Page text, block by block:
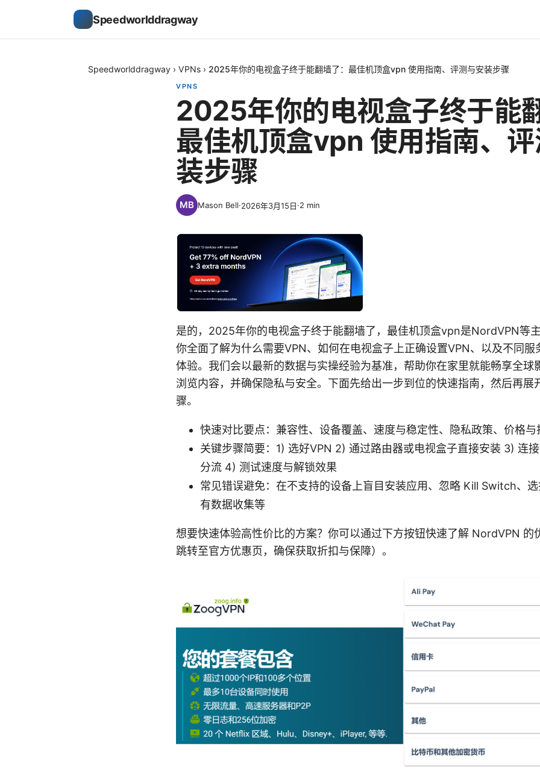
Speedworlddragway
Speedworlddragway › VPNs › 2025年你的电视盒子终于能翻墙了：最佳机顶盒vpn 使用指南、评测与安装步骤
VPNS
2025年你的电视盒子终于能
最佳机顶盒vpn 使用指南、
装步骤
Mason Bell·2026年3月15日·2 min
是的，2025年你的电视盒子终于能翻墙了，最佳机顶盒vpn是NordVPN等
你全面了解为什么需要VPN、如何在电视盒子上正确设置VPN、以及不同服
体验。我们会以最新的数据与实操经验为基准，帮助你在家里就能畅享全球
浏览内容，并确保隐私与安全。下面先给出一步到位的快速指南，然后再展
骤。
快速对比要点：兼容性、设备覆盖、速度与稳定性、隐私政策、价格
关键步骤简要：1) 选好VPN 2) 通过路由器或电视盒子直接安装 3) 连
分流 4) 测试速度与解锁效果
常见错误避免：在不支持的设备上盲目安装应用、忽略 Kill Switch、
有数据收集等
想要快速体验高性价比的方案？你可以通过下方按钮快速了解 NordVPN 的
跳转至官方优惠页，确保获取折扣与保障）。